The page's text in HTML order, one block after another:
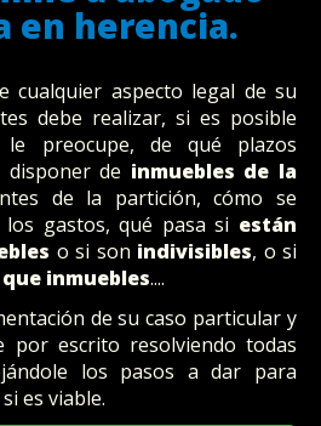
en herencia.
cualquier aspecto legal de su
debe realizar, si es posible
preocupe, de qué plazos
de inmuebles de la
de la partición, cómo se
gastos, qué pasa si están
o si son indivisibles, o si
inmuebles....
de su caso particular y
por escrito resolviendo todas
los pasos a dar para
es viable.